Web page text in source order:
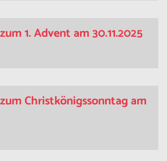
1. Advent am 30.11.2025
Christkönigssonntag am